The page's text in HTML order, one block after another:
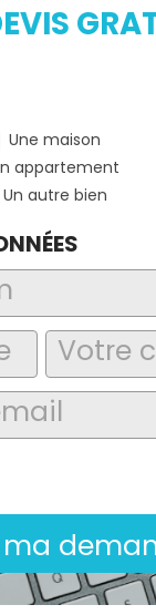
Une maison
appartement
Un autre bien
ma